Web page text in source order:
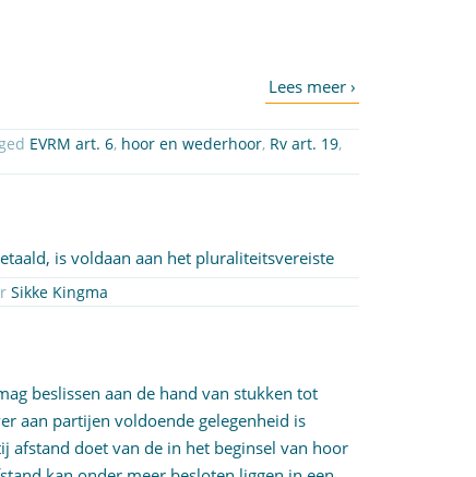
EVRM art. 6, hoor en wederhoor, Rv art. 19,
is voldaan aan het pluraliteitsvereiste
Sikke Kingma
beslissen aan de hand van stukken tot
aan partijen voldoende gelegenheid is
afstand doet van de in het beginsel van hoor